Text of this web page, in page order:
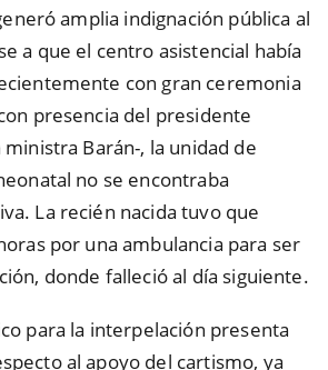
amplia indignación pública al
a que el centro asistencial había
con gran ceremonia
presencia del presidente
ministra Barán-, la unidad de
no se encontraba
La recién nacida tuvo que
por una ambulancia para ser
donde falleció al día siguiente.
para la interpelación presenta
al apoyo del cartismo, ya